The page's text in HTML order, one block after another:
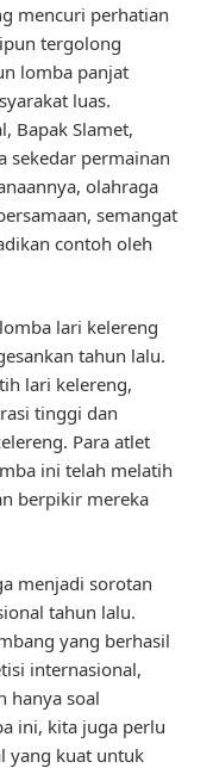
mencuri perhatian
tergolong
lomba panjat
luas.
Bapak Slamet,
sekedar permainan
olahraga
semangat
contoh oleh
lari kelereng
tahun lalu.
lari kelereng,
tinggi dan
Para atlet
ini telah melatih
berpikir mereka
menjadi sorotan
tahun lalu.
yang berhasil
internasional,
hanya soal
ini, kita juga perlu
yang kuat untuk